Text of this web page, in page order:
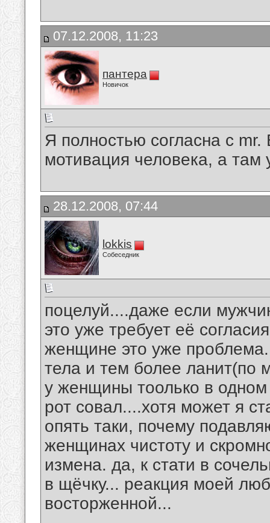
07.12.2008, 11:23
пантера
Новичок
Я полностью согласна с
мотивация человека, а там
28.12.2008, 07:44
lokkis
Собеседник
поцелуй....даже если
это уже требует её
женщине это уже
тела и тем более ланит(по
у женщины тоолько в
рот совал....хотя может я
опять таки, почему
женщинах чистоту и
измена. да, к стати в
в щёчку... реакция моей
восторженной...